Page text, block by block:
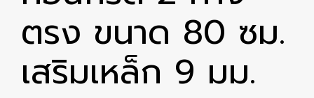
ตรง ขนาด 80 ซม.
เสริมเหล็ก 9 มม.